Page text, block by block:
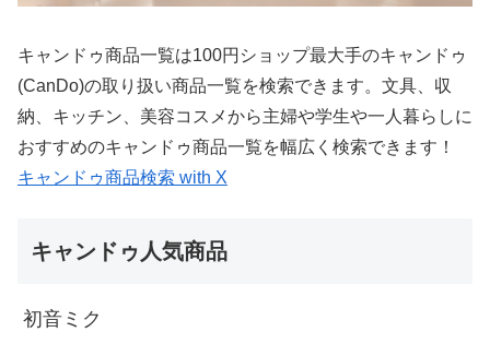
キャンドゥ商品一覧は100円ショップ最大手のキャンドゥ
(CanDo)の取り扱い商品一覧を検索できます。文具、収
納、キッチン、美容コスメから主婦や学生や一人暮らしに
おすすめのキャンドゥ商品一覧を幅広く検索できます！
キャンドゥ商品検索 with X
キャンドゥ人気商品
初音ミク